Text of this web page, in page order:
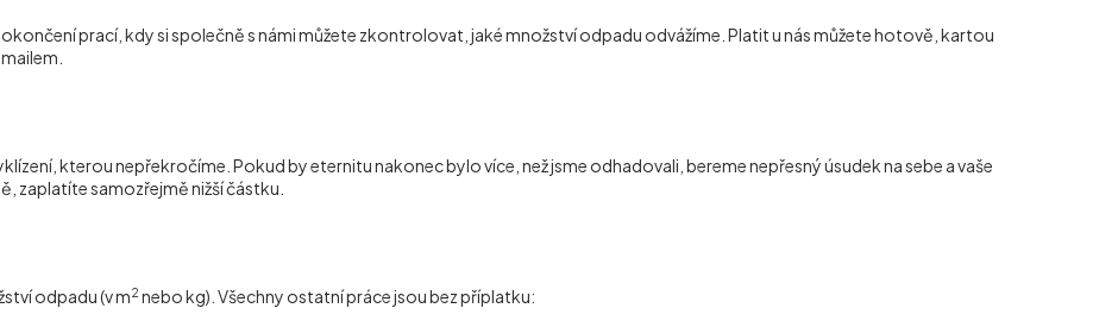
prací, kdy si společně s námi můžete zkontrolovat, jaké množství odpadu odvážíme. Platit u nás můžete hotově, kartou
kterou nepřekročíme. Pokud by eternitu nakonec bylo více, než jsme odhadovali, bereme nepřesný úsudek na sebe a vaše
zaplatíte samozřejmě nižší částku.
odpadu (v m2 nebo kg). Všechny ostatní práce jsou bez příplatku: